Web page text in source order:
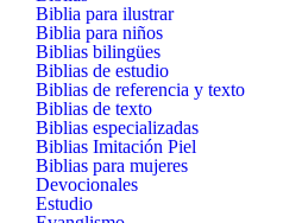
Biblia para ilustrar
Biblia para niños
Biblias bilingües
Biblias de estudio
Biblias de referencia y texto
Biblias de texto
Biblias especializadas
Biblias Imitación Piel
Biblias para mujeres
Devocionales
Estudio